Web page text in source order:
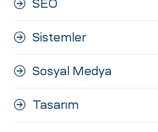
SEO
Sistemler
Sosyal Medya
Tasarım